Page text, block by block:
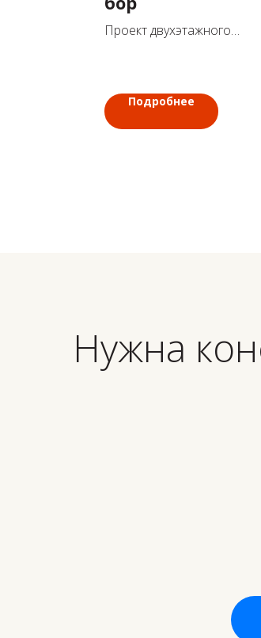
Проект двухэтажного
Подробнее
Нужна